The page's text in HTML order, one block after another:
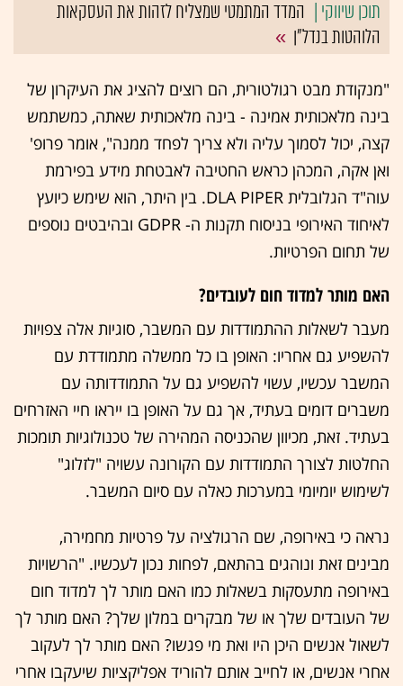
המדד המתמטי שמצליח לזהות את העסקאות
הלוהטות בנדל"ן
"מנקודת מבט רגולטורית, הם רוצים להציג את העיקרון של
בינה מלאכותית אמינה - בינה מלאכותית שאתה, כמשתמש
קצה, יכול לסמוך עליה ולא צריך לפחד ממנה", אומר פרופ'
ואן אקה, המכהן כראש החטיבה לאבטחת מידע בפירמת
עוה"ד הגלובלית DLA PIPER. בין היתר, הוא שימש כיועץ
לאיחוד האירופי בניסוח תקנות ה- GDPR ובהיבטים נוספים
של תחום הפרטיות.
האם מותר למדוד חום לעובדים?
מעבר לשאלות ההתמודדות עם המשבר, סוגיות אלה צפויות
להשפיע גם אחריו: האופן בו כל ממשלה מתמודדת עם
המשבר עכשיו, עשוי להשפיע גם על התמודדותה עם
משברים דומים בעתיד, אך גם על האופן בו ייראו חיי האזרחים
בעתיד. זאת, מכיוון שהכניסה המהירה של טכנולוגיות תומכות
החלטות לצורך התמודדות עם הקורונה עשויה "לזלוג"
לשימוש יומיומי במערכות כאלה עם סיום המשבר.
נראה כי באירופה, שם הרגולציה על פרטיות מחמירה,
מבינים זאת ונוהגים בהתאם, לפחות נכון לעכשיו. "הרשויות
באירופה מתעסקות בשאלות כמו האם מותר לך למדוד חום
של העובדים שלך או של מבקרים במלון שלך? האם מותר לך
לשאול אנשים היכן היו ואת מי פגשו? האם מותר לך לעקוב
אחרי אנשים, או לחייב אותם להוריד אפליקציות שיעקבו אחרי